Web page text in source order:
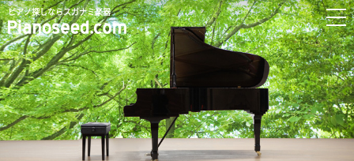
ピアノ探しならスガナミ楽器